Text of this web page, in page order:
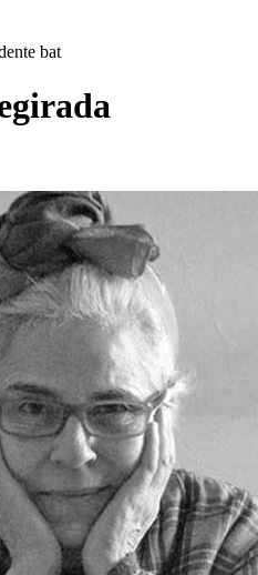
bat